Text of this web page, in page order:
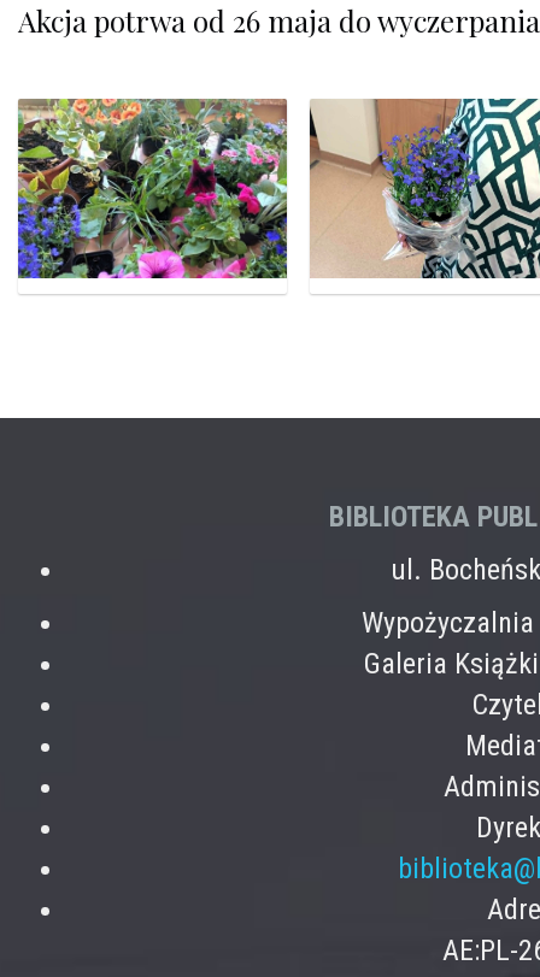
Akcja potrwa od 26 maja do
BIBLIOTEKA
ul.
Galeria
AE:PL-